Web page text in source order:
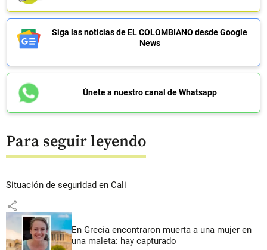
Siga las noticias de EL COLOMBIANO desde Google
News
Únete a nuestro canal de Whatsapp
Para seguir leyendo
Situación de seguridad en Cali
share
En Grecia encontraron muerta a una mujer en
una maleta: hay capturado